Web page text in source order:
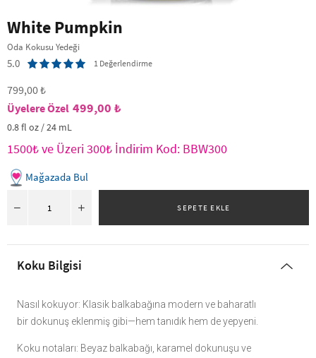
White Pumpkin
Oda Kokusu Yedeği
5.0 1 Değerlendirme
799,00 ₺
499,00 ₺
0.8 fl oz / 24 mL
1500₺ ve Üzeri 300₺ İndirim Kod: BBW300
Mağazada Bul
Koku Bilgisi
Nasıl kokuyor: Klasik balkabağına modern ve baharatlı
bir dokunuş eklenmiş gibi—hem tanıdık hem de yepyeni.
Koku notaları: Beyaz balkabağı, karamel dokunuşu ve